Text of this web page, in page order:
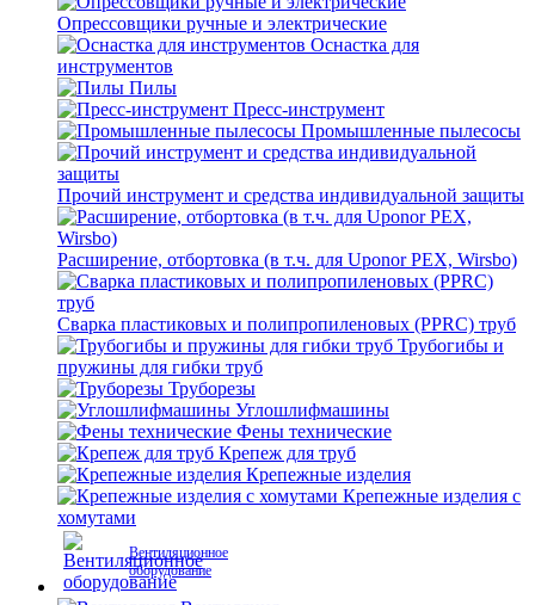
Опрессовщики ручные и электрические
Оснастка для
инструментов
Пилы
Пресс-инструмент
Промышленные пылесосы
Прочий инструмент и средства индивидуальной защиты
Расширение, отбортовка (в т.ч. для Uponor PEX, Wirsbo)
Сварка пластиковых и полипропиленовых (PPRC) труб
Трубогибы и
пружины для гибки труб
Труборезы
Углошлифмашины
Фены технические
Крепеж для труб
Крепежные изделия
Крепежные изделия с
хомутами
Вентиляционное
оборудование